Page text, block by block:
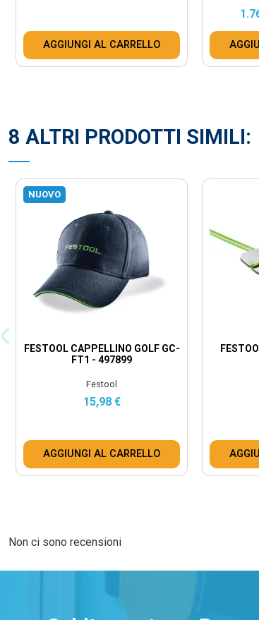
AGGIUNGI AL CARRELLO
8 ALTRI PRODOTTI SIMILI:
NUOVO
FESTOOL CAPPELLINO GOLF GC-
FT1 - 497899
Festool
15,98 €
AGGIUNGI AL CARRELLO
Non ci sono recensioni